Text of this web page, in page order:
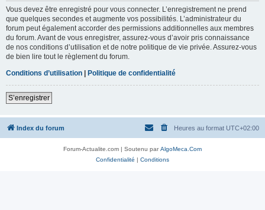
Vous devez être enregistré pour vous connecter. L’enregistrement ne prend
que quelques secondes et augmente vos possibilités. L’administrateur du
forum peut également accorder des permissions additionnelles aux membres
du forum. Avant de vous enregistrer, assurez-vous d’avoir pris connaissance
de nos conditions d’utilisation et de notre politique de vie privée. Assurez-vous
de bien lire tout le règlement du forum.
Conditions d’utilisation | Politique de confidentialité
S’enregistrer
Index du forum Heures au format UTC+02:00
Forum-Actualite.com | Soutenu parAlgoMeca.Com
Confidentialité | Conditions